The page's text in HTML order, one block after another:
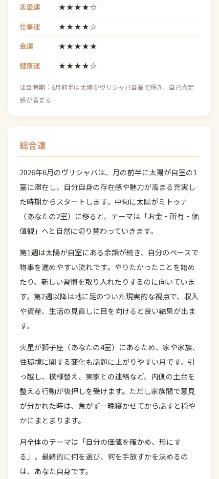
恋愛運
★★★★☆
仕事運
★★★★☆
金運
★★★★★
健康運
★★★★☆
注目時期：6月前半は太陽がヴリシャバ自室で輝き、自己肯定
感が高まる
総合運
2026年6月のヴリシャバは、月の前半に太陽が自室の1
室に滞在し、自分自身の存在感や魅力が高まる充実し
た時期からスタートします。中旬に太陽がミトゥナ
（あなたの2室）に移ると、テーマは「お金・所有・価
値観」へと自然に切り替わっていきます。
第1週は太陽が自室にある余韻が続き、自分のペースで
物事を進めやすい流れです。やりたかったことを始め
たり、新しい習慣を取り入れたりするのに向いていま
す。第2週以降は地に足のついた現実的な視点で、収入
や資産、生活の見直しに目を向けると良い結果が出ま
す。
火星が獅子座（あなたの4室）にあるため、家や家族、
住環境に関する変化も話題に上がりやすい月です。引
っ越し、模様替え、実家との連絡など、内側の土台を
整える行動が後押しを受けます。ただし家族間で意見
が分かれた時は、急がず一晩寝かせてから話すと穏や
かにまとまります。
月全体のテーマは「自分の価値を確かめ、形にす
る」。最終的に何を選び、何を手放すかを決めるの
は、あなた自身です。